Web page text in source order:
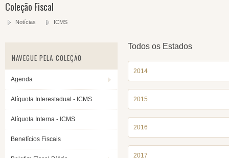
Coleção Fiscal
Notícias ICMS
NAVEGUE PELA COLEÇÃO
Agenda
Alíquota Interestadual - ICMS
Alíquota Interna - ICMS
Benefícios Fiscais
Todos os Estados
2014
2015
2016
2017